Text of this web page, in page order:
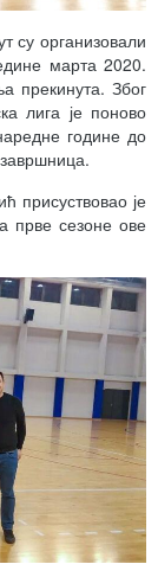
су организовали
марта 2020.
прекинута. Због
лига је поново
године до
присуствовао је
прве сезоне ове